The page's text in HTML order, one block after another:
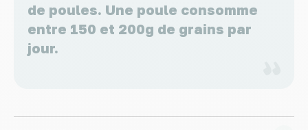
de poules. Une poule consomme
entre 150 et 200g de grains par
jour.